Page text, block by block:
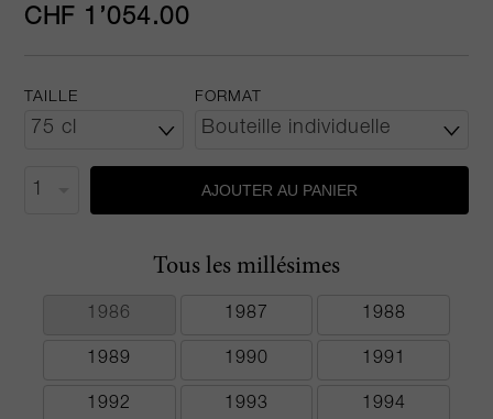
CHF 1’054.00
TAILLE FORMAT
AJOUTER AU PANIER
Tous les millésimes
1986 1987 1988
1989 1990 1991
1992 1993 1994